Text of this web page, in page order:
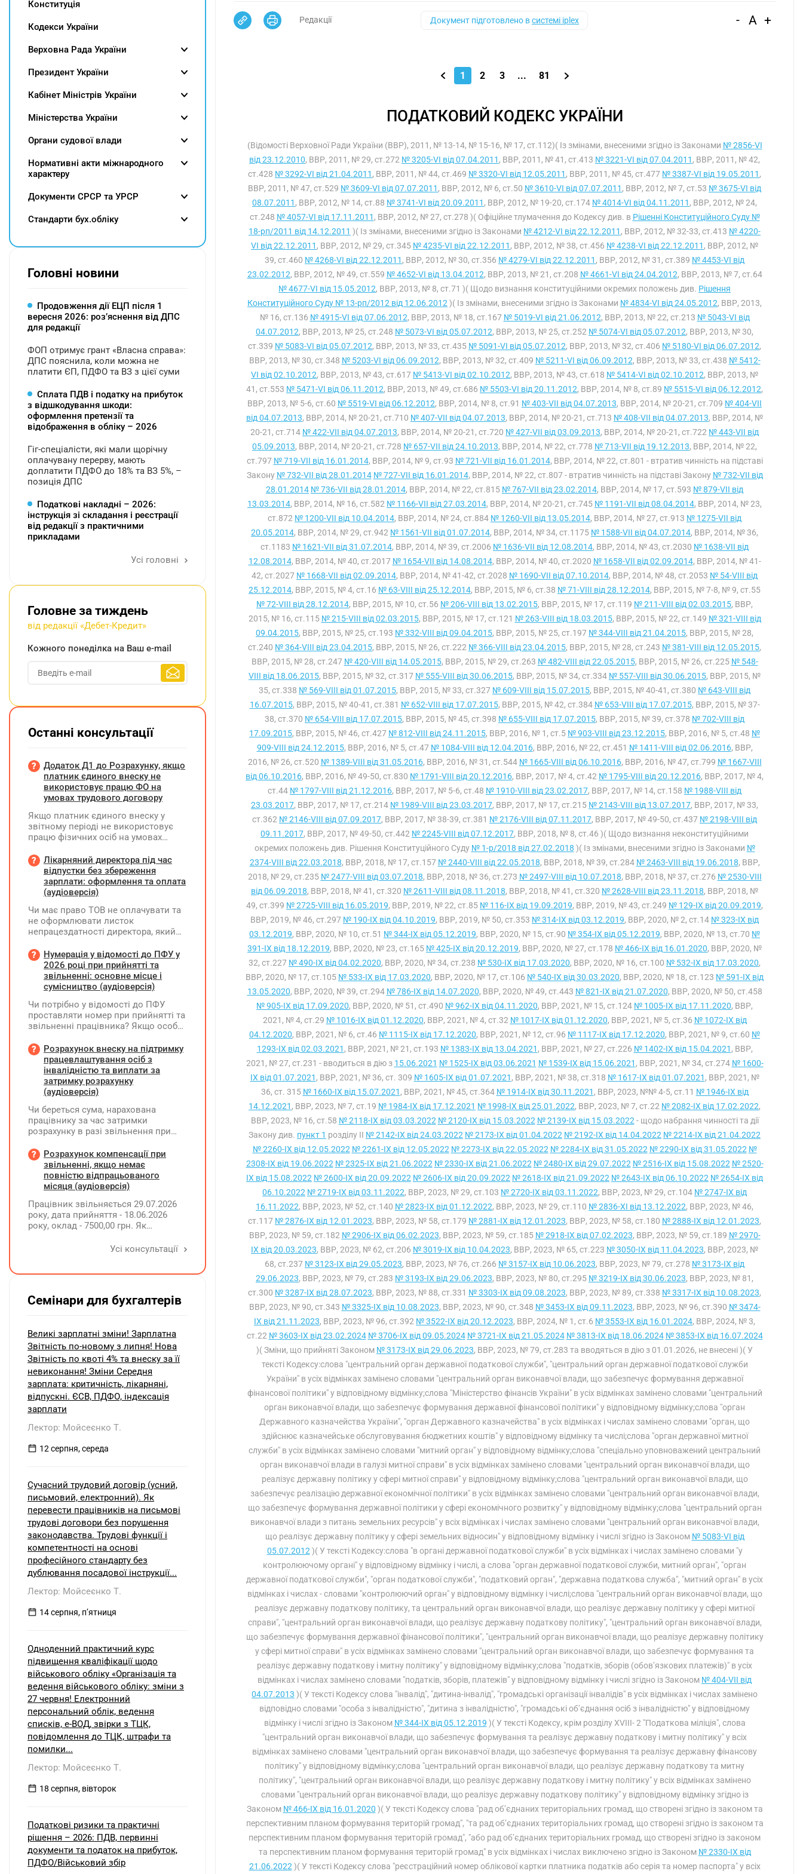
Редакції Документ підготовлено всистемі iplex - A +
1 2 3 ... 81
ПОДАТКОВИЙ КОДЕКС УКРАЇНИ
(Відомості Верховної Ради України (ВВР), 2011, № 13-14, № 15-16, № 17, ст.112)( Із змінами, внесеними згідно із Законами № 2856-VI
від 23.12.2010, ВВР, 2011, № 29, ст.272 № 3205-VI від 07.04.2011 , ВВР, 2011, № 41, ст.413 № 3221-VI від 07.04.2011 , ВВР, 2011, № 42,
ст.428 № 3292-VI від 21.04.2011 , ВВР, 2011, № 44, ст.469 № 3320-VI від 12.05.2011 , ВВР, 2011, № 45, ст.477 № 3387-VI від 19.05.2011 ,
ВВР, 2011, № 47, ст.529 № 3609-VI від 07.07.2011 , ВВР, 2012, № 6, ст.50 № 3610-VI від 07.07.2011 , ВВР, 2012, № 7, ст.53 № 3675-VI від
08.07.2011 , ВВР, 2012, № 14, ст.88 № 3741-VI від 20.09.2011 , ВВР, 2012, № 19-20, ст.174 № 4014-VI від 04.11.2011 , ВВР, 2012, № 24,
ст.248 № 4057-VI від 17.11.2011 , ВВР, 2012, № 27, ст.278 )( Офіційне тлумачення до Кодексу див. в Рішенні Конституційного Суду №
18-рп/2011 від 14.12.2011 )( Із змінами, внесеними згідно із Законами № 4212-VI від 22.12.2011 , ВВР, 2012, № 32-33, ст.413 № 4220-
VI від 22.12.2011 , ВВР, 2012, № 29, ст.345 № 4235-VI від 22.12.2011 , ВВР, 2012, № 38, ст.456 № 4238-VI від 22.12.2011 , ВВР, 2012, №
39, ст.460 № 4268-VI від 22.12.2011 , ВВР, 2012, № 30, ст.356 № 4279-VI від 22.12.2011 , ВВР, 2012, № 31, ст.389 № 4453-VI від
23.02.2012, ВВР, 2012, № 49, ст.559 № 4652-VI від 13.04.2012, ВВР, 2013, № 21, ст.208 № 4661-VI від 24.04.2012, ВВР, 2013, № 7, ст.64
№ 4677-VI від 15.05.2012, ВВР, 2013, № 8, ст.71 )( Щодо визнання конституційними окремих положень див. Рішення
Конституційного Суду № 13-рп/2012 від 12.06.2012 )( Із змінами, внесеними згідно із Законами № 4834-VI від 24.05.2012, ВВР, 2013,
№ 16, ст.136 № 4915-VI від 07.06.2012, ВВР, 2013, № 18, ст.167 № 5019-VI від 21.06.2012, ВВР, 2013, № 22, ст.213 № 5043-VI від
04.07.2012, ВВР, 2013, № 25, ст.248 № 5073-VI від 05.07.2012, ВВР, 2013, № 25, ст.252 № 5074-VI від 05.07.2012, ВВР, 2013, № 30,
ст.339 № 5083-VI від 05.07.2012, ВВР, 2013, № 33, ст.435 № 5091-VI від 05.07.2012, ВВР, 2013, № 32, ст.406 № 5180-VI від 06.07.2012,
ВВР, 2013, № 30, ст.348 № 5203-VI від 06.09.2012, ВВР, 2013, № 32, ст.409 № 5211-VI від 06.09.2012, ВВР, 2013, № 33, ст.438 № 5412-
VI від 02.10.2012, ВВР, 2013, № 43, ст.617 № 5413-VI від 02.10.2012, ВВР, 2013, № 43, ст.618 № 5414-VI від 02.10.2012, ВВР, 2013, №
41, ст.553 № 5471-VI від 06.11.2012, ВВР, 2013, № 49, ст.686 № 5503-VI від 20.11.2012, ВВР, 2014, № 8, ст.89 № 5515-VI від 06.12.2012,
ВВР, 2013, № 5-6, ст.60 № 5519-VI від 06.12.2012, ВВР, 2014, № 8, ст.91 № 403-VII від 04.07.2013, ВВР, 2014, № 20-21, ст.709 № 404-VII
від 04.07.2013, ВВР, 2014, № 20-21, ст.710 № 407-VII від 04.07.2013, ВВР, 2014, № 20-21, ст.713 № 408-VII від 04.07.2013, ВВР, 2014, №
20-21, ст.714 № 422-VII від 04.07.2013, ВВР, 2014, № 20-21, ст.720 № 427-VII від 03.09.2013, ВВР, 2014, № 20-21, ст.722 № 443-VII від
05.09.2013, ВВР, 2014, № 20-21, ст.728 № 657-VII від 24.10.2013, ВВР, 2014, № 22, ст.778 № 713-VII від 19.12.2013, ВВР, 2014, № 22,
ст.797 № 719-VII від 16.01.2014, ВВР, 2014, № 9, ст.93 № 721-VII від 16.01.2014, ВВР, 2014, № 22, ст.801 - втратив чинність на підставі
Закону № 732-VII від 28.01.2014 № 727-VII від 16.01.2014, ВВР, 2014, № 22, ст.807 - втратив чинність на підставі Закону № 732-VII від
28.01.2014 № 736-VII від 28.01.2014, ВВР, 2014, № 22, ст.815 № 767-VII від 23.02.2014, ВВР, 2014, № 17, ст.593 № 879-VII від
13.03.2014, ВВР, 2014, № 16, ст.582 № 1166-VII від 27.03.2014, ВВР, 2014, № 20-21, ст.745 № 1191-VII від 08.04.2014, ВВР, 2014, № 23,
ст.872 № 1200-VII від 10.04.2014, ВВР, 2014, № 24, ст.884 № 1260-VII від 13.05.2014, ВВР, 2014, № 27, ст.913 № 1275-VII від
20.05.2014, ВВР, 2014, № 29, ст.942 № 1561-VII від 01.07.2014, ВВР, 2014, № 34, ст.1175 № 1588-VII від 04.07.2014, ВВР, 2014, № 36,
ст.1183 № 1621-VII від 31.07.2014, ВВР, 2014, № 39, ст.2006 № 1636-VII від 12.08.2014, ВВР, 2014, № 43, ст.2030 № 1638-VII від
12.08.2014, ВВР, 2014, № 40, ст.2017 № 1654-VII від 14.08.2014, ВВР, 2014, № 40, ст.2020 № 1658-VII від 02.09.2014, ВВР, 2014, № 41-
42, ст.2027 № 1668-VII від 02.09.2014, ВВР, 2014, № 41-42, ст.2028 № 1690-VII від 07.10.2014, ВВР, 2014, № 48, ст.2053 № 54-VIII від
25.12.2014, ВВР, 2015, № 4, ст.16 № 63-VIII від 25.12.2014, ВВР, 2015, № 6, ст.38 № 71-VIII від 28.12.2014, ВВР, 2015, № 7-8, № 9, ст.55
№ 72-VIII від 28.12.2014, ВВР, 2015, № 10, ст.56 № 206-VIII від 13.02.2015, ВВР, 2015, № 17, ст.119 № 211-VIII від 02.03.2015, ВВР,
2015, № 16, ст.115 № 215-VIII від 02.03.2015, ВВР, 2015, № 17, ст.121 № 263-VIII від 18.03.2015, ВВР, 2015, № 22, ст.149 № 321-VIII від
09.04.2015, ВВР, 2015, № 25, ст.193 № 332-VIII від 09.04.2015, ВВР, 2015, № 25, ст.197 № 344-VIII від 21.04.2015, ВВР, 2015, № 28,
ст.240 № 364-VIII від 23.04.2015, ВВР, 2015, № 26, ст.222 № 366-VIII від 23.04.2015, ВВР, 2015, № 28, ст.243 № 381-VIII від 12.05.2015,
ВВР, 2015, № 28, ст.247 № 420-VIII від 14.05.2015, ВВР, 2015, № 29, ст.263 № 482-VIII від 22.05.2015, ВВР, 2015, № 26, ст.225 № 548-
VIII від 18.06.2015, ВВР, 2015, № 32, ст.317 № 555-VIII від 30.06.2015, ВВР, 2015, № 34, ст.334 № 557-VIII від 30.06.2015, ВВР, 2015, №
35, ст.338 № 569-VIII від 01.07.2015, ВВР, 2015, № 33, ст.327 № 609-VIII від 15.07.2015, ВВР, 2015, № 40-41, ст.380 № 643-VIII від
16.07.2015, ВВР, 2015, № 40-41, ст.381 № 652-VIII від 17.07.2015, ВВР, 2015, № 42, ст.384 № 653-VIII від 17.07.2015, ВВР, 2015, № 37-
38, ст.370 № 654-VIII від 17.07.2015, ВВР, 2015, № 45, ст.398 № 655-VIII від 17.07.2015, ВВР, 2015, № 39, ст.378 № 702-VIII від
17.09.2015, ВВР, 2015, № 46, ст.427 № 812-VIII від 24.11.2015, ВВР, 2016, № 1, ст.5 № 903-VIII від 23.12.2015, ВВР, 2016, № 5, ст.48 №
909-VIII від 24.12.2015, ВВР, 2016, № 5, ст.47 № 1084-VIII від 12.04.2016, ВВР, 2016, № 22, ст.451 № 1411-VIII від 02.06.2016, ВВР,
2016, № 26, ст.520 № 1389-VIII від 31.05.2016, ВВР, 2016, № 31, ст.544 № 1665-VIII від 06.10.2016, ВВР, 2016, № 47, ст.799 № 1667-VIII
від 06.10.2016, ВВР, 2016, № 49-50, ст.830 № 1791-VIII від 20.12.2016, ВВР, 2017, № 4, ст.42 № 1795-VIII від 20.12.2016, ВВР, 2017, № 4,
ст.44 № 1797-VIII від 21.12.2016, ВВР, 2017, № 5-6, ст.48 № 1910-VIII від 23.02.2017, ВВР, 2017, № 14, ст.158 № 1988-VIII від
23.03.2017, ВВР, 2017, № 17, ст.214 № 1989-VIII від 23.03.2017, ВВР, 2017, № 17, ст.215 № 2143-VIII від 13.07.2017, ВВР, 2017, № 33,
ст.362 № 2146-VIII від 07.09.2017, ВВР, 2017, № 38-39, ст.381 № 2176-VIII від 07.11.2017, ВВР, 2017, № 49-50, ст.437 № 2198-VIII від
09.11.2017, ВВР, 2017, № 49-50, ст.442 № 2245-VIII від 07.12.2017, ВВР, 2018, № 8, ст.46 )( Щодо визнання неконституційними
окремих положень див. Рішення Конституційного Суду № 1-р/2018 від 27.02.2018 )( Із змінами, внесеними згідно із Законами №
2374-VIII від 22.03.2018, ВВР, 2018, № 17, ст.157 № 2440-VIII від 22.05.2018, ВВР, 2018, № 39, ст.284 № 2463-VIII від 19.06.2018, ВВР,
2018, № 29, ст.235 № 2477-VIII від 03.07.2018, ВВР, 2018, № 36, ст.273 № 2497-VIII від 10.07.2018, ВВР, 2018, № 37, ст.276 № 2530-VIII
від 06.09.2018, ВВР, 2018, № 41, ст.320 № 2611-VIII від 08.11.2018, ВВР, 2018, № 41, ст.320 № 2628-VIII від 23.11.2018, ВВР, 2018, №
49, ст.399 № 2725-VIII від 16.05.2019, ВВР, 2019, № 22, ст.85 № 116-IX від 19.09.2019, ВВР, 2019, № 43, ст.249 № 129-IX від 20.09.2019,
ВВР, 2019, № 46, ст.297 № 190-IX від 04.10.2019, ВВР, 2019, № 50, ст.353 № 314-IX від 03.12.2019, ВВР, 2020, № 2, ст.14 № 323-IX від
03.12.2019, ВВР, 2020, № 10, ст.51 № 344-IX від 05.12.2019, ВВР, 2020, № 15, ст.90 № 354-IX від 05.12.2019, ВВР, 2020, № 13, ст.70 №
391-IX від 18.12.2019, ВВР, 2020, № 23, ст.165 № 425-IX від 20.12.2019, ВВР, 2020, № 27, ст.178 № 466-IX від 16.01.2020, ВВР, 2020, №
32, ст.227 № 490-IX від 04.02.2020, ВВР, 2020, № 34, ст.238 № 530-IX від 17.03.2020, ВВР, 2020, № 16, ст.100 № 532-IX від 17.03.2020,
ВВР, 2020, № 17, ст.105 № 533-IX від 17.03.2020, ВВР, 2020, № 17, ст.106 № 540-IX від 30.03.2020, ВВР, 2020, № 18, ст.123 № 591-IX від
13.05.2020, ВВР, 2020, № 39, ст.294 № 786-IX від 14.07.2020, ВВР, 2020, № 49, ст.443 № 821-IX від 21.07.2020, ВВР, 2020, № 50, ст.458
№ 905-IX від 17.09.2020, ВВР, 2020, № 51, ст.490 № 962-IX від 04.11.2020, ВВР, 2021, № 15, ст.124 № 1005-IX від 17.11.2020, ВВР,
2021, № 4, ст.29 № 1016-IX від 01.12.2020, ВВР, 2021, № 4, ст.32 № 1017-IX від 01.12.2020, ВВР, 2021, № 5, ст.36 № 1072-IX від
04.12.2020, ВВР, 2021, № 6, ст.46 № 1115-IX від 17.12.2020, ВВР, 2021, № 12, ст.96 № 1117-IX від 17.12.2020, ВВР, 2021, № 9, ст.60 №
1293-IX від 02.03.2021 , ВВР, 2021, № 21, ст.193 № 1383-IX від 13.04.2021 , ВВР, 2021, № 27, ст.226 № 1402-IX від 15.04.2021 , ВВР,
2021, № 27, ст.231 - вводиться в дію з 15.06.2021 № 1525-IX від 03.06.2021 № 1539-IX від 15.06.2021 , ВВР, 2021, № 34, ст.274 № 1600-
IX від 01.07.2021 , ВВР, 2021, № 36, ст. 309 № 1605-IX від 01.07.2021 , ВВР, 2021, № 38, ст.318 № 1617-IX від 01.07.2021 , ВВР, 2021, №
36, ст. 315 № 1660-IX від 15.07.2021 , ВВР, 2021, № 45, ст.364 № 1914-IX від 30.11.2021 , ВВР, 2023, №№ 4-5, ст.11 № 1946-IX від
14.12.2021 , ВВР, 2023, № 7, ст.19 № 1984-IX від 17.12.2021 № 1998-IX від 25.01.2022, ВВР, 2023, № 7, ст.22 № 2082-IX від 17.02.2022,
ВВР, 2023, № 16, ст.58 № 2118-IX від 03.03.2022 № 2120-IX від 15.03.2022 № 2139-IX від 15.03.2022 - щодо набрання чинності та дії
Закону див. пункт 1 розділу II № 2142-IX від 24.03.2022 № 2173-IX від 01.04.2022 № 2192-IX від 14.04.2022 № 2214-IX від 21.04.2022
№ 2260-IX від 12.05.2022 № 2261-IX від 12.05.2022 № 2273-IX від 22.05.2022 № 2284-IX від 31.05.2022 № 2290-IX від 31.05.2022 №
2308-IX від 19.06.2022 № 2325-IX від 21.06.2022 № 2330-IX від 21.06.2022 № 2480-IX від 29.07.2022 № 2516-IX від 15.08.2022 № 2520-
IX від 15.08.2022 № 2600-IX від 20.09.2022 № 2606-IX від 20.09.2022 № 2618-IX від 21.09.2022 № 2643-IX від 06.10.2022 № 2654-IX від
06.10.2022 № 2719-IX від 03.11.2022, ВВР, 2023, № 29, ст.103 № 2720-IX від 03.11.2022, ВВР, 2023, № 29, ст.104 № 2747-IX від
16.11.2022, ВВР, 2023, № 52, ст.140 № 2823-IX від 01.12.2022, ВВР, 2023, № 29, ст.110 № 2836-XI від 13.12.2022, ВВР, 2023, № 46,
ст.117 № 2876-IX від 12.01.2023, ВВР, 2023, № 58, ст.179 № 2881-IX від 12.01.2023, ВВР, 2023, № 58, ст.180 № 2888-IX від 12.01.2023,
ВВР, 2023, № 59, ст.182 № 2906-IX від 06.02.2023, ВВР, 2023, № 59, ст.185 № 2918-IX від 07.02.2023, ВВР, 2023, № 59, ст.189 № 2970-
IX від 20.03.2023, ВВР, 2023, № 62, ст.206 № 3019-IX від 10.04.2023, ВВР, 2023, № 65, ст.223 № 3050-IX від 11.04.2023, ВВР, 2023, №
68, ст.237 № 3123-IX від 29.05.2023, ВВР, 2023, № 76, ст.266 № 3157-IX від 10.06.2023, ВВР, 2023, № 79, ст.278 № 3173-IX від
29.06.2023, ВВР, 2023, № 79, ст.283 № 3193-IX від 29.06.2023, ВВР, 2023, № 80, ст.295 № 3219-IX від 30.06.2023, ВВР, 2023, № 81,
ст.300 № 3287-IX від 28.07.2023, ВВР, 2023, № 88, ст.331 № 3303-IX від 09.08.2023, ВВР, 2023, № 89, ст.338 № 3317-IX від 10.08.2023,
ВВР, 2023, № 90, ст.343 № 3325-IX від 10.08.2023, ВВР, 2023, № 90, ст.348 № 3453-IX від 09.11.2023, ВВР, 2023, № 96, ст.390 № 3474-
IX від 21.11.2023, ВВР, 2023, № 96, ст.392 № 3522-IX від 20.12.2023, ВВР, 2024, № 1, ст.6 № 3553-IX від 16.01.2024, ВВР, 2024, № 3,
ст.22 № 3603-IX від 23.02.2024 № 3706-IX від 09.05.2024 № 3721-IX від 21.05.2024 № 3813-IX від 18.06.2024 № 3853-IX від 16.07.2024
)( Зміни, що прийняті Законом № 3173-IX від 29.06.2023, ВВР, 2023, № 79, ст.283 та вводяться в дію з 01.01.2026, не внесені )( У
тексті Кодексу:слова "центральний орган державної податкової служби", "центральний орган державної податкової служби
України" в усіх відмінках замінено словами "центральний орган виконавчої влади, що забезпечує формування державної
фінансової політики" у відповідному відмінку;слова "Міністерство фінансів України" в усіх відмінках замінено словами "центральний
орган виконавчої влади, що забезпечує формування державної фінансової політики" у відповідному відмінку;слова "орган
Державного казначейства України", "орган Державного казначейства" в усіх відмінках і числах замінено словами "орган, що
здійснює казначейське обслуговування бюджетних коштів" у відповідному відмінку та числі;слова "орган державної митної
служби" в усіх відмінках замінено словами "митний орган" у відповідному відмінку;слова "спеціально уповноважений центральний
орган виконавчої влади в галузі митної справи" в усіх відмінках замінено словами "центральний орган виконавчої влади, що
реалізує державну політику у сфері митної справи" у відповідному відмінку;слова "центральний орган виконавчої влади, що
забезпечує реалізацію державної економічної політики" в усіх відмінках замінено словами "центральний орган виконавчої влади,
що забезпечує формування державної політики у сфері економічного розвитку" у відповідному відмінку;слова "центральний орган
виконавчої влади з питань земельних ресурсів" у всіх відмінках і числах замінено словами "центральний орган виконавчої влади,
що реалізує державну політику у сфері земельних відносин" у відповідному відмінку і числі згідно із Законом № 5083-VI від
05.07.2012 )( У тексті Кодексу:слова "в органі державної податкової служби" в усіх відмінках і числах замінено словами "у
контролюючому органі" у відповідному відмінку і числі, а слова "орган державної податкової служби, митний орган", "орган
державної податкової служби", "орган податкової служби", "податковий орган", "державна податкова служба", "митний орган" в усіх
відмінках і числах - словами "контролюючий орган" у відповідному відмінку і числі;слова "центральний орган виконавчої влади, що
реалізує державну податкову політику, та центральний орган виконавчої влади, що реалізує державну політику у сфері митної
справи", "центральний орган виконавчої влади, що реалізує державну податкову політику", "центральний орган виконавчої влади,
що забезпечує формування державної фінансової політики", "центральний орган виконавчої влади, що реалізує державну політику
у сфері митної справи" в усіх відмінках замінено словами "центральний орган виконавчої влади, що забезпечує формування та
реалізує державну податкову і митну політику" у відповідному відмінку;слова "податків, зборів (обов’язкових платежів)" в усіх
відмінках і числах замінено словами "податків, зборів, платежів" у відповідному відмінку і числі згідно із Законом № 404-VII від
04.07.2013 )( У тексті Кодексу слова "інвалід", "дитина-інвалід", "громадські організації інвалідів" в усіх відмінках і числах замінено
відповідно словами "особа з інвалідністю", "дитина з інвалідністю", "громадські об’єднання осіб з інвалідністю" у відповідному
відмінку і числі згідно із Законом № 344-IX від 05.12.2019 )( У тексті Кодексу, крім розділу XVIII- 2 "Податкова міліція", слова
"центральний орган виконавчої влади, що забезпечує формування та реалізує державну податкову і митну політику" у всіх
відмінках замінено словами "центральний орган виконавчої влади, що забезпечує формування та реалізує державну фінансову
політику" у відповідному відмінку;слова "центральний орган виконавчої влади, що реалізує державну податкову та митну
політику", "центральний орган виконавчої влади, що реалізує державну податкову і митну політику" у всіх відмінках замінено
словами "центральний орган виконавчої влади, що реалізує державну податкову політику" у відповідному відмінку згідно із
Законом № 466-IX від 16.01.2020 )( У тексті Кодексу слова "рад об’єднаних територіальних громад, що створені згідно із законом та
перспективним планом формування територій громад", "та рад об’єднаних територіальних громад, що створені згідно із законом та
перспективним планом формування територій громад", "або рад об’єднаних територіальних громад, що створені згідно із законом
та перспективним планом формування територій громад" в усіх відмінках і числах виключено згідно із Законом № 2330-IX від
21.06.2022 )( У тексті Кодексу слова "реєстраційний номер облікової картки платника податків або серія та номер паспорта" у всіх
Конституція
Кодекси України
Верховна Рада України
Президент України
Кабінет Міністрів України
Міністерства України
Органи судової влади
Нормативні акти міжнародного
характеру
Документи СРСР та УРСР
Cтандарти бух.обліку
Головні новини
Продовження дії ЕЦП після 1
вересня 2026: розʼяснення від ДПС
для редакції
ФОП отримує грант «Власна справа»:
ДПС пояснила, коли можна не
платити ЄП, ПДФО та ВЗ з цієї суми
Сплата ПДВ і податку на прибуток
з відшкодування шкоди:
оформлення претензії та
відображення в обліку – 2026
Гіг-спеціалісти, які мали щорічну
оплачувану перерву, мають
доплатити ПДФО до 18% та ВЗ 5%, –
позиція ДПС
Податкові накладні – 2026:
інструкція зі складання і реєстрації
від редакції з практичними
прикладами
Усі головні
Головне за тиждень
від редакції «Дебет-Кредит»
Кожного понеділка на Ваш e-mail
Останні консультації
Додаток Д1 до Розрахунку, якщо
платник єдиного внеску не
використовує працю ФО на
умовах трудового договору
Якщо платник єдиного внеску у
звітному періоді не використовує
працю фізичних осіб на умовах
на інших умовах, передбачених
законодавством, Додаток Д1/
Додаток ФІЗ-Д1 за відповідний
період не подається
Лікарняний директора під час
відпустки без збереження
зарплати: оформлення та оплата
(аудіоверсія)
Чи має право ТОВ не оплачувати та
не оформлювати листок
непрацездатності директора, який
збереження заробітної плати під час
призупинення діяльності
підприємства?
Нумерація у відомості до ПФУ у
2026 році при прийнятті та
звільненні: основне місце і
сумісництво (аудіоверсія)
Чи потрібно у відомості до ПФУ
проставляти номер при прийнятті та
звільненні працівника? Якщо особа
місцем роботи та за сумісництвом,
чи рахується це як два роботодавці?
Розрахунок внеску на підтримку
працевлаштування осіб з
інвалідністю та виплати за
затримку розрахунку
(аудіоверсія)
Чи береться сума, нарахована
працівнику за час затримки
розрахунку в разі звільнення при
заробітної плати (винагороди), для
розрахунку внеску на підтримку
працевлаштування осіб з
інвалідністю?
Розрахунок компенсації при
звільненні, якщо немає
повністю відпрацьованого
місяця (аудіоверсія)
Працівник звільняється 29.07.2026
року, дата прийняття - 18.06.2026
року, оклад - 7500,00 грн. Як
невикористаних днів відпустки при
Усі консультації
Семінари для бухгалтерів
Великі зарплатні зміни! Зарплатна
Звітність по-новому з липня! Нова
Звітність по квоті 4% та внеску за її
невиконання! Зміни Середня
зарплата: критичність, лікарняні,
відпускні. ЄСВ, ПДФО, індексація
зарплати
Лектор: Мойсеєнко Т.
12 серпня, середа
Сучасний трудовий договір (усний,
письмовий, електронний). Як
перевести працівників на письмові
трудові договори без порушення
законодавства. Трудові функції і
компетентності на основі
професійного стандарту без
дублювання посадової інструкції...
Лектор: Мойсеєнко Т.
14 серпня, пʼятниця
Одноденний практичний курс
підвищення кваліфікації щодо
військового обліку «Організація та
ведення військового обліку: зміни з
27 червня! Електронний
персональний облік, ведення
списків, е-ВОД, звірки з ТЦК,
повідомлення до ТЦК, штрафи та
помилки...
Лектор: Мойсеєнко Т.
18 серпня, вівторок
Податкові ризики та практичні
рішення – 2026: ПДВ, первинні
документи та податок на прибуток,
ПДФО/Військовий збір